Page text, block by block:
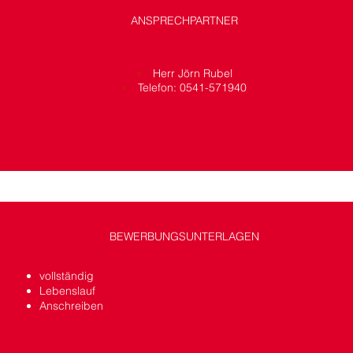
ANSPRECHPARTNER
Herr Jörn Rubel
Telefon: 0541-571940
BEWERBUNGSUNTERLAGEN
voll­stän­dig
Lebenslauf
Anschreiben